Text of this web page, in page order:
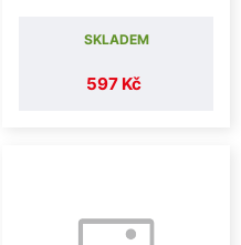
597 Kč
SKLADEM